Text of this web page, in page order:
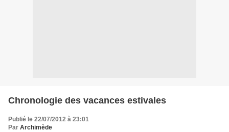
Chronologie des vacances estivales
Publié le 22/07/2012 à 23:01
Par Archimède